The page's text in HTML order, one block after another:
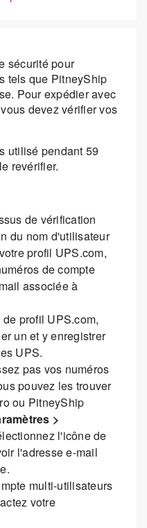
sécurité pour
tels que PitneyShip
Pour expédier avec
devez vérifier vos
utilisé pendant 59
revérifier.
de vérification
du nom d'utilisateur
profil UPS.com,
de compte
associée à
profil UPS.com,
un et y enregistrer
UPS.
pas vos numéros
pouvez les trouver
ou PitneyShip
>
l'icône de
l'adresse e-mail
multi-utilisateurs
votre